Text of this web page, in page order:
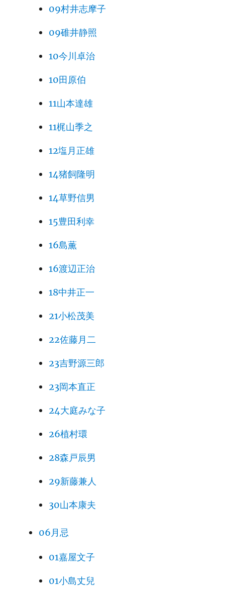
09村井志摩子
09碓井静照
10今川卓治
10田原伯
11山本達雄
11梶山季之
12塩月正雄
14猪飼隆明
14草野信男
15豊田利幸
16島薫
16渡辺正治
18中井正一
21小松茂美
22佐藤月二
23吉野源三郎
23岡本直正
24大庭みな子
26植村環
28森戸辰男
29新藤兼人
30山本康夫
06月忌
01嘉屋文子
01小島丈兒